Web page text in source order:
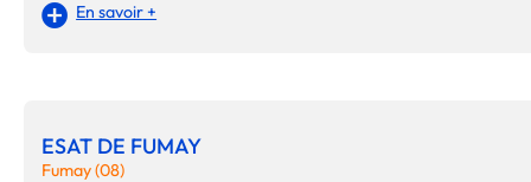
En savoir +
ESAT DE FUMAY
Fumay (08)